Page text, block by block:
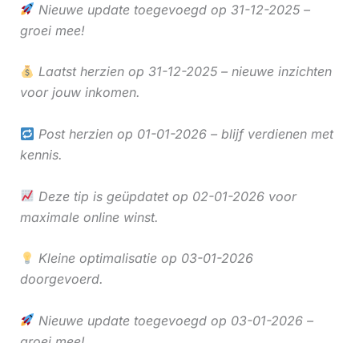
Nieuwe update toegevoegd op 31-12-2025 –
groei mee!
Laatst herzien op 31-12-2025 – nieuwe inzichten
voor jouw inkomen.
Post herzien op 01-01-2026 – blijf verdienen met
kennis.
Deze tip is geüpdatet op 02-01-2026 voor
maximale online winst.
Kleine optimalisatie op 03-01-2026
doorgevoerd.
Nieuwe update toegevoegd op 03-01-2026 –